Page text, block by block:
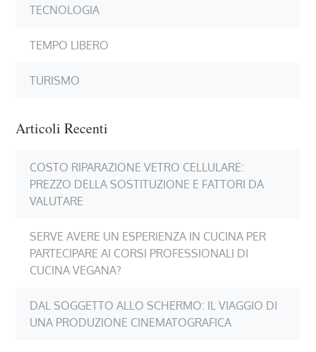
TECNOLOGIA
TEMPO LIBERO
TURISMO
Articoli Recenti
COSTO RIPARAZIONE VETRO CELLULARE:
PREZZO DELLA SOSTITUZIONE E FATTORI DA
VALUTARE
SERVE AVERE UN ESPERIENZA IN CUCINA PER
PARTECIPARE AI CORSI PROFESSIONALI DI
CUCINA VEGANA?
DAL SOGGETTO ALLO SCHERMO: IL VIAGGIO DI
UNA PRODUZIONE CINEMATOGRAFICA